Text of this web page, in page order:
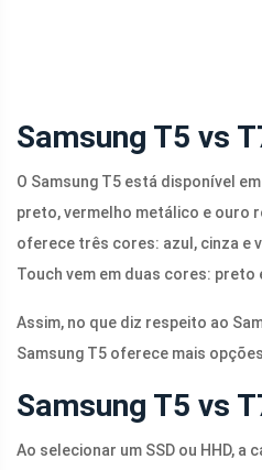
Samsung T5 vs
O Samsung T5 está disponível
preto, vermelho metálico e ouro
oferece três cores: azul, cinza e
Touch vem em duas cores: preto
Assim, no que diz respeito ao
Samsung T5 oferece mais
Samsung T5 vs
Ao selecionar um SSD ou HHD, a